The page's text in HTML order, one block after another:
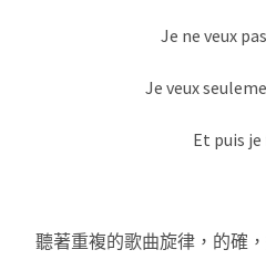
Je ne veux
Je veux
Et puis
聽著重複的歌曲旋律，的確